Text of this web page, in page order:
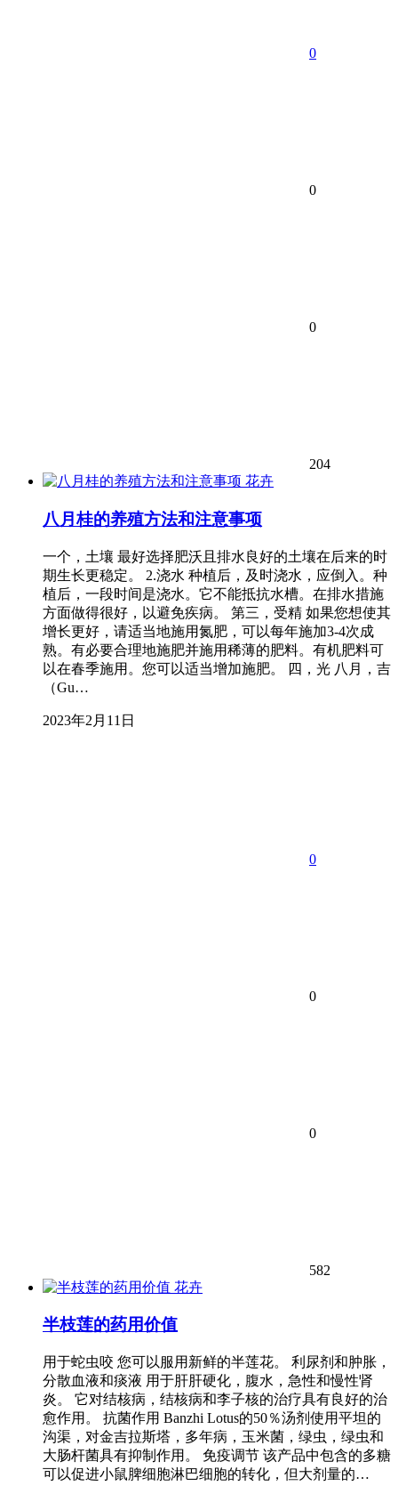
0
0
0
204
花卉
八月桂的养殖方法和注意事项
一个，土壤 最好选择肥沃且排水良好的土壤在后来的时
期生长更稳定。 2.浇水 种植后，及时浇水，应倒入。种
植后，一段时间是浇水。它不能抵抗水槽。在排水措施
方面做得很好，以避免疾病。 第三，受精 如果您想使其
增长更好，请适当地施用氮肥，可以每年施加3-4次成
熟。有必要合理地施肥并施用稀薄的肥料。有机肥料可
以在春季施用。您可以适当增加施肥。 四，光 八月，吉
（Gu…
2023年2月11日
0
0
0
582
花卉
半枝莲的药用价值
用于蛇虫咬 您可以服用新鲜的半莲花。 利尿剂和肿胀，
分散血液和痰液 用于肝肝硬化，腹水，急性和慢性肾
炎。 它对结核病，结核病和李子核的治疗具有良好的治
愈作用。 抗菌作用 Banzhi Lotus的50％汤剂使用平坦的
沟渠，对金吉拉斯塔，多年病，玉米菌，绿虫，绿虫和
大肠杆菌具有抑制作用。 免疫调节 该产品中包含的多糖
可以促进小鼠脾细胞淋巴细胞的转化，但大剂量的…